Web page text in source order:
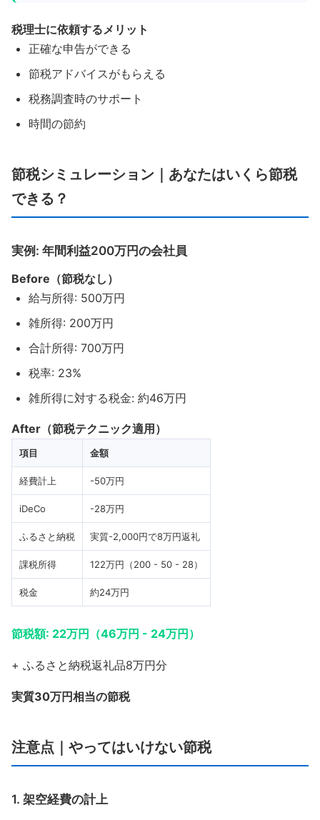
税理士に依頼するメリット
正確な申告ができる
節税アドバイスがもらえる
税務調査時のサポート
時間の節約
節税シミュレーション｜あなたはいくら節税
できる？
実例: 年間利益200万円の会社員
Before（節税なし）
給与所得: 500万円
雑所得: 200万円
合計所得: 700万円
税率: 23%
雑所得に対する税金: 約46万円
After（節税テクニック適用）
項目 金額
経費計上 -50万円
iDeCo -28万円
ふるさと納税 実質-2,000円で8万円返礼
課税所得 122万円（200 - 50 - 28）
税金 約24万円
節税額: 22万円（46万円 - 24万円）
+ ふるさと納税返礼品8万円分
実質30万円相当の節税
注意点｜やってはいけない節税
1. 架空経費の計上